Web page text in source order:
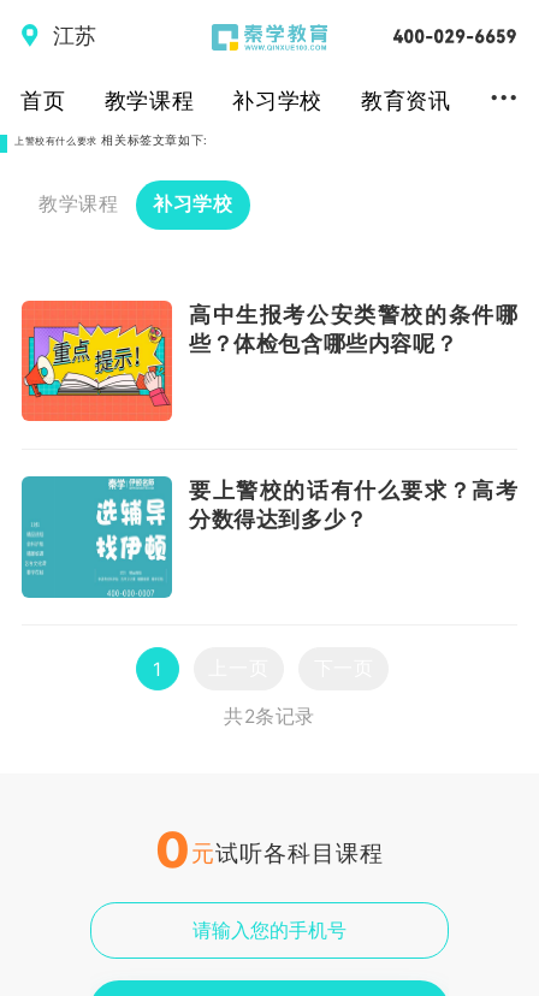
江苏
首页 教学课程 补习学校 教育资讯 ...
上警校有什么要求 相关标签文章如下:
教学课程 补习学校
高中生报考公安类警校的条件哪
些？体检包含哪些内容呢？
要上警校的话有什么要求？高考
分数得达到多少？
1
共2条记录
0元试听各科目课程